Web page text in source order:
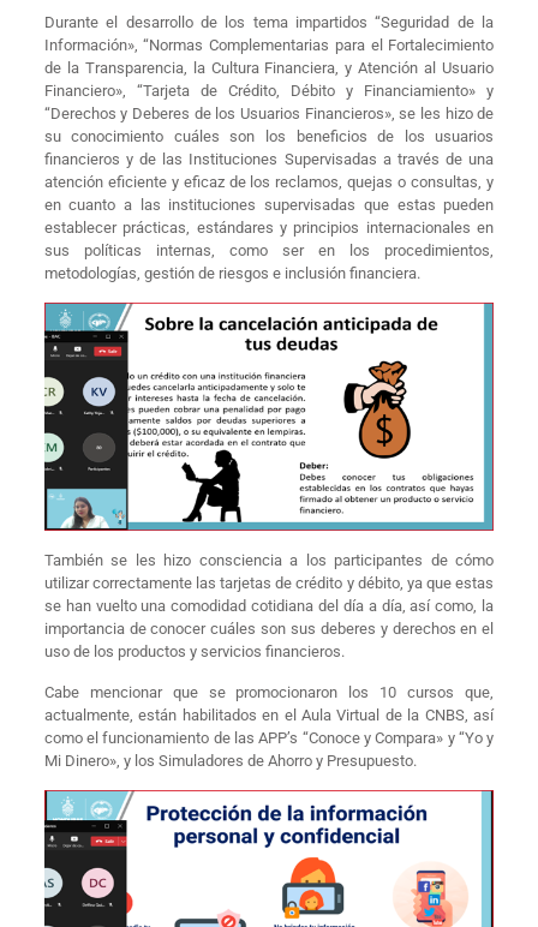
Durante el desarrollo de los tema impartidos “Seguridad de la
Información», “Normas Complementarias para el Fortalecimiento
de la Transparencia, la Cultura Financiera, y Atención al Usuario
Financiero», “Tarjeta de Crédito, Débito y Financiamiento» y
“Derechos y Deberes de los Usuarios Financieros», se les hizo de
su conocimiento cuáles son los beneficios de los usuarios
financieros y de las Instituciones Supervisadas a través de una
atención eficiente y eficaz de los reclamos, quejas o consultas, y
en cuanto a las instituciones supervisadas que estas pueden
establecer prácticas, estándares y principios internacionales en
sus políticas internas, como ser en los procedimientos,
metodologías, gestión de riesgos e inclusión financiera.
También se les hizo consciencia a los participantes de cómo
utilizar correctamente las tarjetas de crédito y débito, ya que estas
se han vuelto una comodidad cotidiana del día a día, así como, la
importancia de conocer cuáles son sus deberes y derechos en el
uso de los productos y servicios financieros.
Cabe mencionar que se promocionaron los 10 cursos que,
actualmente, están habilitados en el Aula Virtual de la CNBS, así
como el funcionamiento de las APP’s “Conoce y Compara» y “Yo y
Mi Dinero», y los Simuladores de Ahorro y Presupuesto.